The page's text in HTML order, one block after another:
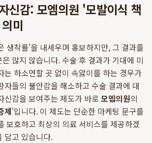
신감: 모엠의원 '모발이식 책
미
생착률'을 내세우며 홍보하지만, 그 결과를
많지 않습니다. 수술 후 결과가 기대에 미
는 하소연할 곳 없이 속앓이를 하는 경우가
자들의 불안감을 해소하고 수술 결과에 대
신감을 보여주는 제도가 바로 모엠의원의
제'입니다. 이 제도는 단순한 마케팅 문구를
보호하고 최상의 의료 서비스를 제공하겠
담고 있습니다.